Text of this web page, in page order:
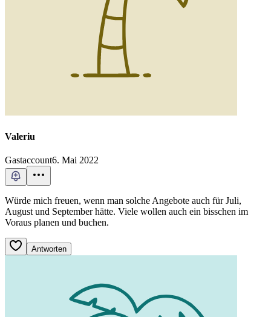
Valeriu
Gastaccount6. Mai 2022
Würde mich freuen, wenn man solche Angebote auch für Juli,
August und September hätte. Viele wollen auch ein bisschen im
Voraus planen und buchen.
Antworten